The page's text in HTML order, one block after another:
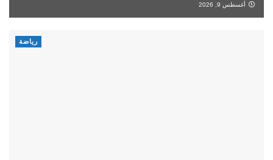
أغسطس 9, 2026
رياضة